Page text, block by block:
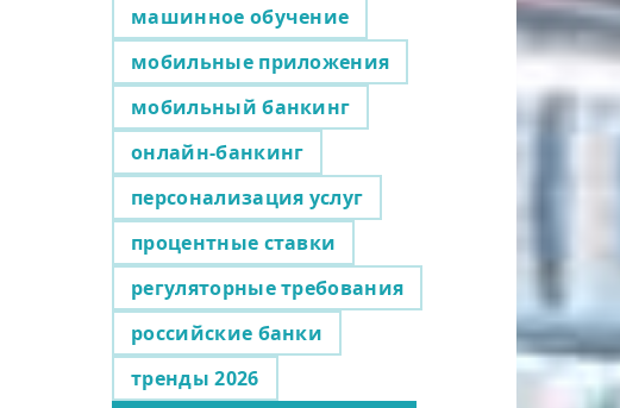
машинное обучение
мобильные приложения
мобильный банкинг
онлайн-банкинг
персонализация услуг
процентные ставки
регуляторные требования
российские банки
тренды 2026